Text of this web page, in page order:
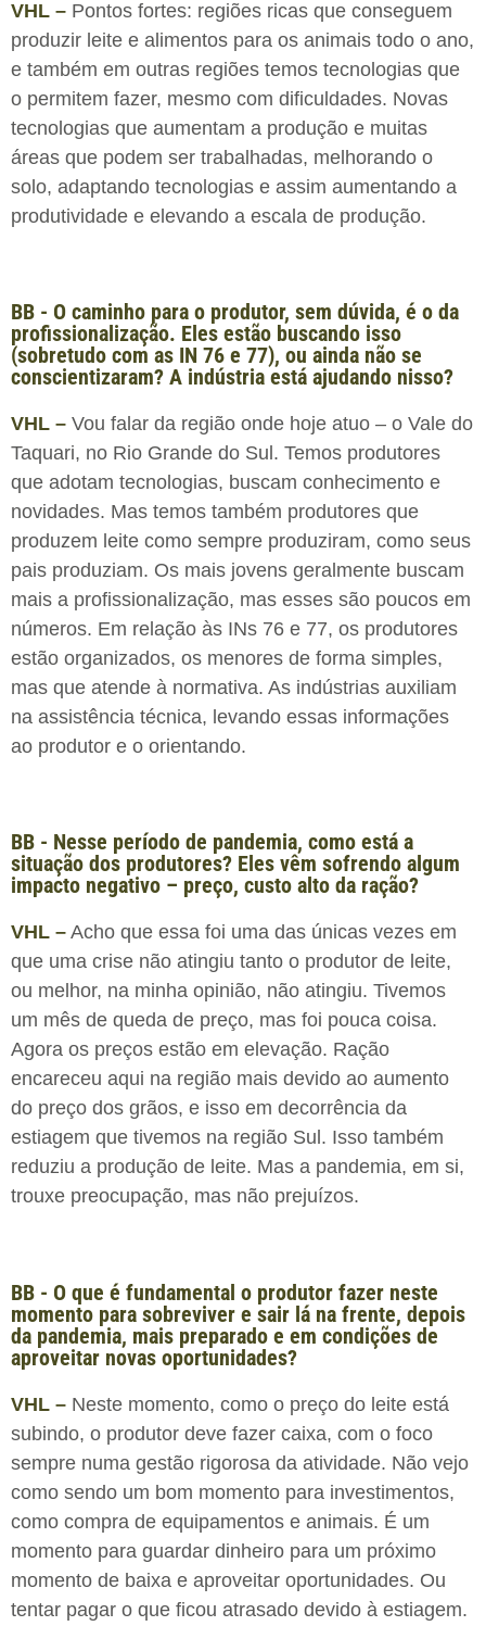
VHL – Pontos fortes: regiões ricas que conseguem
produzir leite e alimentos para os animais todo o ano,
e também em outras regiões temos tecnologias que
o permitem fazer, mesmo com dificuldades. Novas
tecnologias que aumentam a produção e muitas
áreas que podem ser trabalhadas, melhorando o
solo, adaptando tecnologias e assim aumentando a
produtividade e elevando a escala de produção.
BB - O caminho para o produtor, sem dúvida, é o da
profissionalização. Eles estão buscando isso
(sobretudo com as IN 76 e 77), ou ainda não se
conscientizaram? A indústria está ajudando nisso?
VHL – Vou falar da região onde hoje atuo – o Vale do
Taquari, no Rio Grande do Sul. Temos produtores
que adotam tecnologias, buscam conhecimento e
novidades. Mas temos também produtores que
produzem leite como sempre produziram, como seus
pais produziam. Os mais jovens geralmente buscam
mais a profissionalização, mas esses são poucos em
números. Em relação às INs 76 e 77, os produtores
estão organizados, os menores de forma simples,
mas que atende à normativa. As indústrias auxiliam
na assistência técnica, levando essas informações
ao produtor e o orientando.
BB - Nesse período de pandemia, como está a
situação dos produtores? Eles vêm sofrendo algum
impacto negativo – preço, custo alto da ração?
VHL – Acho que essa foi uma das únicas vezes em
que uma crise não atingiu tanto o produtor de leite,
ou melhor, na minha opinião, não atingiu. Tivemos
um mês de queda de preço, mas foi pouca coisa.
Agora os preços estão em elevação. Ração
encareceu aqui na região mais devido ao aumento
do preço dos grãos, e isso em decorrência da
estiagem que tivemos na região Sul. Isso também
reduziu a produção de leite. Mas a pandemia, em si,
trouxe preocupação, mas não prejuízos.
BB - O que é fundamental o produtor fazer neste
momento para sobreviver e sair lá na frente, depois
da pandemia, mais preparado e em condições de
aproveitar novas oportunidades?
VHL – Neste momento, como o preço do leite está
subindo, o produtor deve fazer caixa, com o foco
sempre numa gestão rigorosa da atividade. Não vejo
como sendo um bom momento para investimentos,
como compra de equipamentos e animais. É um
momento para guardar dinheiro para um próximo
momento de baixa e aproveitar oportunidades. Ou
tentar pagar o que ficou atrasado devido à estiagem.